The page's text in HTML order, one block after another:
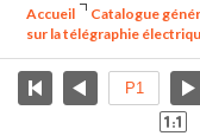
élévé
Accueil Catalogue
sur la télégraphie